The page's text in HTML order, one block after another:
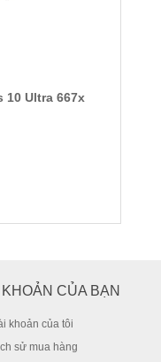
10 Ultra 667x
CỦA BẠN
khoản của tôi
sử mua hàng